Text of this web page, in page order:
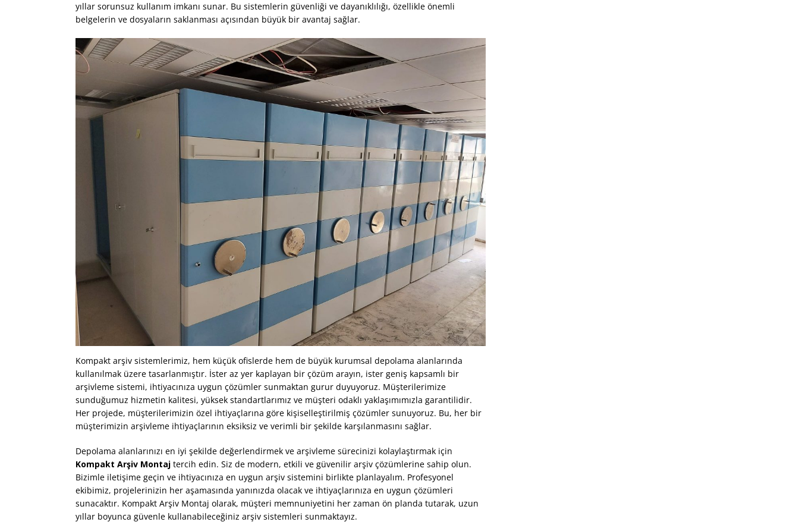
yıllar sorunsuz kullanım imkanı sunar. Bu sistemlerin güvenliği ve dayanıklılığı, özellikle önemli
belgelerin ve dosyaların saklanması açısından büyük bir avantaj sağlar.
Kompakt arşiv sistemlerimiz, hem küçük ofislerde hem de büyük kurumsal depolama alanlarında
kullanılmak üzere tasarlanmıştır. İster az yer kaplayan bir çözüm arayın, ister geniş kapsamlı bir
arşivleme sistemi, ihtiyacınıza uygun çözümler sunmaktan gurur duyuyoruz. Müşterilerimize
sunduğumuz hizmetin kalitesi, yüksek standartlarımız ve müşteri odaklı yaklaşımımızla garantilidir.
Her projede, müşterilerimizin özel ihtiyaçlarına göre kişiselleştirilmiş çözümler sunuyoruz. Bu, her bir
müşterimizin arşivleme ihtiyaçlarının eksiksiz ve verimli bir şekilde karşılanmasını sağlar.
Depolama alanlarınızı en iyi şekilde değerlendirmek ve arşivleme sürecinizi kolaylaştırmak için
Kompakt Arşiv Montaj tercih edin. Siz de modern, etkili ve güvenilir arşiv çözümlerine sahip olun.
Bizimle iletişime geçin ve ihtiyacınıza en uygun arşiv sistemini birlikte planlayalım. Profesyonel
ekibimiz, projelerinizin her aşamasında yanınızda olacak ve ihtiyaçlarınıza en uygun çözümleri
sunacaktır. Kompakt Arşiv Montaj olarak, müşteri memnuniyetini her zaman ön planda tutarak, uzun
yıllar boyunca güvenle kullanabileceğiniz arşiv sistemleri sunmaktayız.